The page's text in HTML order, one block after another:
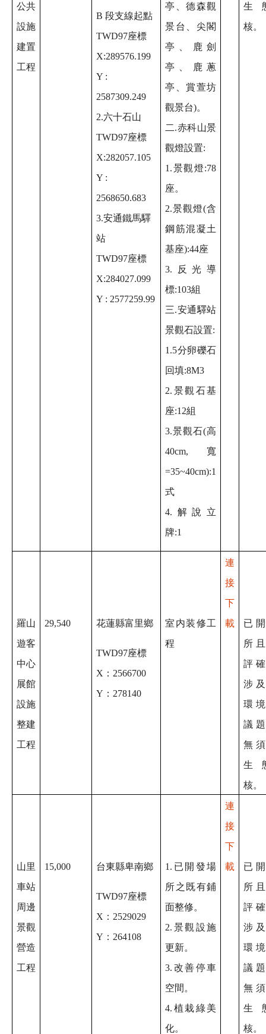
公共
設施
建置
工程
B 段支線起點
TWD97座標
X:289576.199
Y :
2587309.249
2.六十石山
TWD97座標
X:282057.105
Y :
2568650.683
3.安通鐵馬驛
站
TWD97座標
X:284027.099
Y : 2577259.99
亭、德森觀
景台、尖閣
亭、鹿劍
亭、鹿蔥
亭、賞萱坊
觀景台)。
二.赤科山景
觀燈設置:
1.景觀燈:78
座。
2.景觀燈(含
鋼筋混凝土
基座):44座
3.反光導
標:103組
三.安通驛站
景觀石設置:
1.5分卵礫石
回填:8M3
2.景觀石基
座:12組
3.景觀石(高
40cm, 寬
=35~40cm):1
式
4.解說立
牌:1
生
核。
羅山
遊客
中心
展館
設施
整建
工程
29,540 花蓮縣富里鄉
TWD97座標
X ：2566700
Y：278140
室内装修工
程
連
接
下
載
已
所
評
涉
環
議
無
生
核。
山里
車站
周邊
景觀
營造
工程
15,000 台東縣卑南鄉
TWD97座標
X ：2529029
Y：264108
1.已開發場
所之既有鋪
面整修。
2.景觀設施
更新。
3.改善停車
空間。
4.植栽綠美
化。
連
接
下
載
已
所
評
涉
環
議
無
生
核。